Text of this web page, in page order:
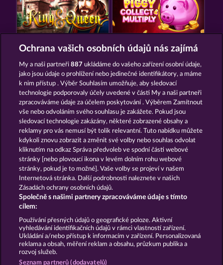
KING & QUEEN PIGGY COLLECT MULTIPLY
ROMAN LEGION FORT BRAVE
Podmínky Prohlášení o ochraně údajů
Kontakt Společnost Časté dotazy
Facebook
Podat Žádost o Odstoupení
Ochrana vašich osobních údajů nás zajímá
My a naši partneři887 ukládáme do vašeho zařízení osobní údaje,
jako jsou údaje o prohlížení nebo jedinečné identifikátory, a máme
k nim přístup . Výběr Souhlasím umožňuje, aby sledovací
technologie podporovaly účely uvedené v části My a naši partneři
zpracováváme údaje za účelem poskytování . Výběrem Zamítnout
vše nebo odvoláním svého souhlasu je zakážete. Pokud jsou
sledovací technologie zakázány, některé zobrazené obsahy a
reklamy pro vás nemusí být tolik relevantní. Tuto nabídku můžete
kdykoli znovu zobrazit a změnit své volby nebo souhlas odvolat
kliknutím na odkaz Správa předvoleb ve spodní části webové
stránky [nebo plovoucí ikona v levém dolním rohu webové
stránky, pokud je to možné]. Vaše volby se projeví v našem
Internetová stránka. Další podrobnosti naleznete v našich
Zásadách ochrany osobních údajů.
Společně s našimi partnery zpracováváme údaje s tímto
cílem:
Používání přesných údajů o geografické poloze. Aktivní
vyhledávání identifikačních údajů v rámci vlastností zařízení.
Ukládání a/nebo přístup k informacím v zařízení. Personalizovaná
reklama a obsah, měření reklam a obsahu, průzkum publika a
rozvoj služeb.
Seznam partnerů (dodavatelů)